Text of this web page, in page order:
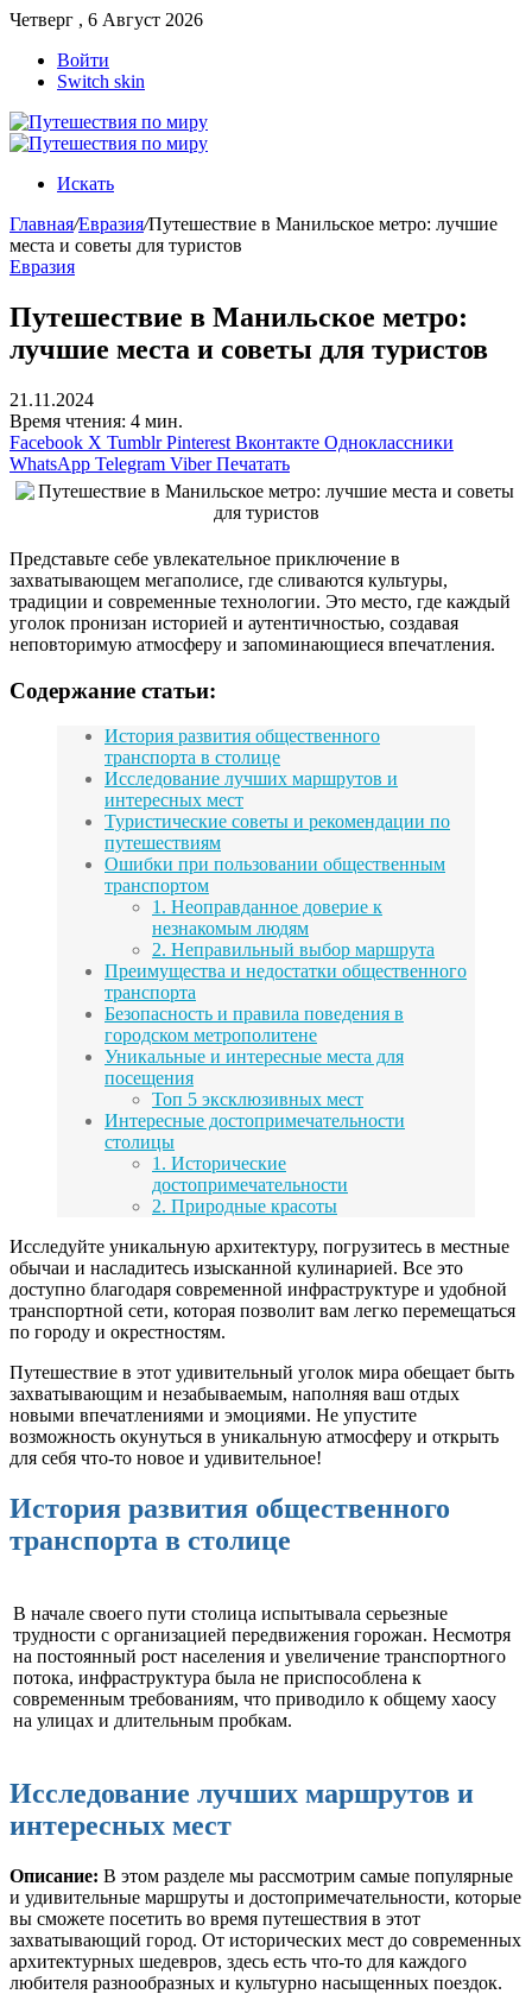
Четверг , 6 Август 2026
Войти
Switch skin
Искать
Главная/Евразия/Путешествие в Манильское метро: лучшие
места и советы для туристов
Евразия
Путешествие в Манильское метро:
лучшие места и советы для туристов
21.11.2024
Время чтения: 4 мин.
Facebook X Tumblr Pinterest Вконтакте Одноклассники
WhatsApp Telegram Viber Печатать
Представьте себе увлекательное приключение в
захватывающем мегаполисе, где сливаются культуры,
традиции и современные технологии. Это место, где каждый
уголок пронизан историей и аутентичностью, создавая
неповторимую атмосферу и запоминающиеся впечатления.
Содержание статьи:
История развития общественного
транспорта в столице
Исследование лучших маршрутов и
интересных мест
Туристические советы и рекомендации по
путешествиям
Ошибки при пользовании общественным
транспортом
1. Неоправданное доверие к
незнакомым людям
2. Неправильный выбор маршрута
Преимущества и недостатки общественного
транспорта
Безопасность и правила поведения в
городском метрополитене
Уникальные и интересные места для
посещения
Топ 5 эксклюзивных мест
Интересные достопримечательности
столицы
1. Исторические
достопримечательности
2. Природные красоты
Исследуйте уникальную архитектуру, погрузитесь в местные
обычаи и насладитесь изысканной кулинарией. Все это
доступно благодаря современной инфраструктуре и удобной
транспортной сети, которая позволит вам легко перемещаться
по городу и окрестностям.
Путешествие в этот удивительный уголок мира обещает быть
захватывающим и незабываемым, наполняя ваш отдых
новыми впечатлениями и эмоциями. Не упустите
возможность окунуться в уникальную атмосферу и открыть
для себя что-то новое и удивительное!
История развития общественного
транспорта в столице
В начале своего пути столица испытывала серьезные
трудности с организацией передвижения горожан. Несмотря
на постоянный рост населения и увеличение транспортного
потока, инфраструктура была не приспособлена к
современным требованиям, что приводило к общему хаосу
на улицах и длительным пробкам.
Исследование лучших маршрутов и
интересных мест
Описание: В этом разделе мы рассмотрим самые популярные
и удивительные маршруты и достопримечательности, которые
вы сможете посетить во время путешествия в этот
захватывающий город. От исторических мест до современных
архитектурных шедевров, здесь есть что-то для каждого
любителя разнообразных и культурно насыщенных поездок.